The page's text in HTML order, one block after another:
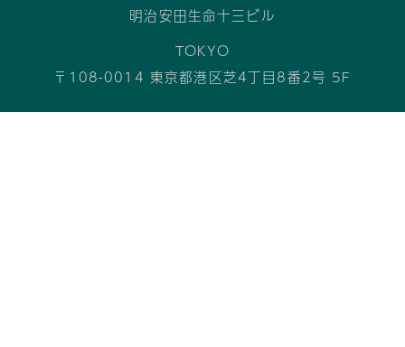
明治安田生命十三ビル
TOKYO
〒108-0014 東京都港区芝4丁目8番2号 5F